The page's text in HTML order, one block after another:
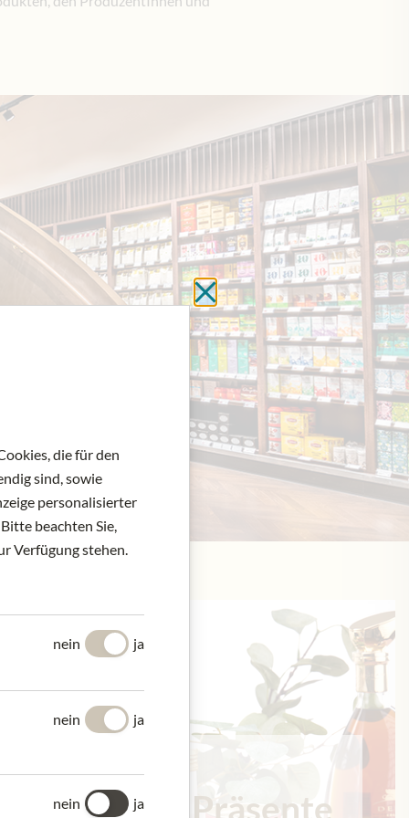
Meinls Präsente
Schließen ohne zu
die für den
sind, sowie
personalisierter
beachten Sie,
Verfügung stehen.
nein ja
nein ja
nein ja